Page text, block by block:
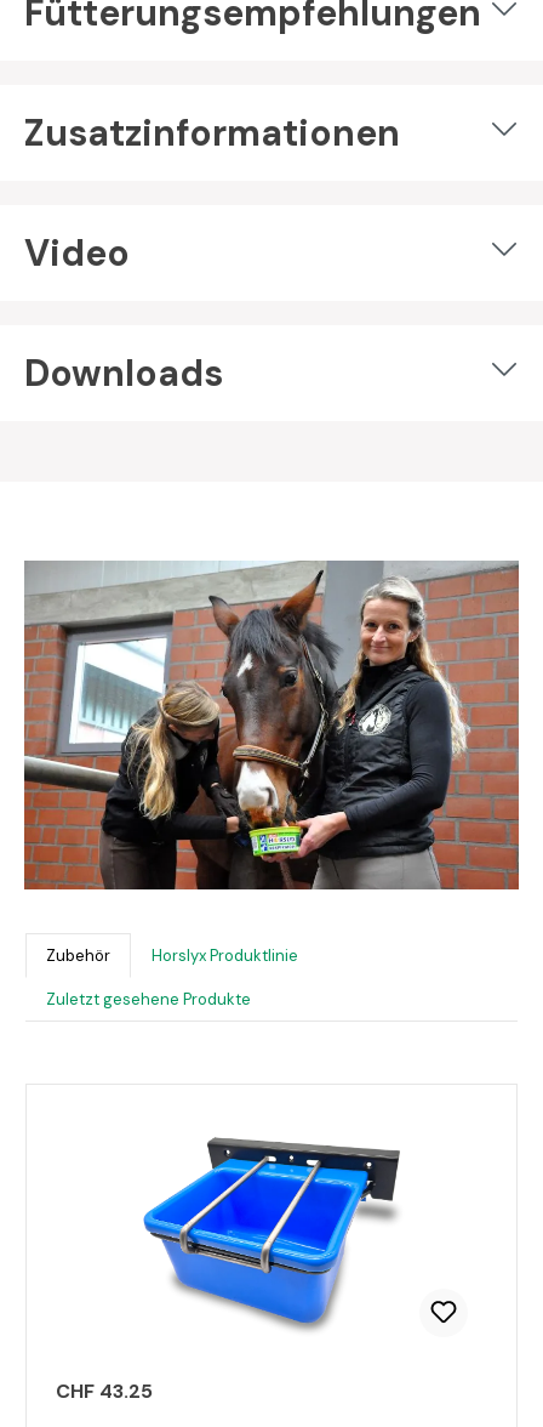
Fütterungsempfehlungen
Zusatzinformationen
Video
Downloads
Bildergalerie überspringen
Zubehör Horslyx Produktlinie
Zuletzt gesehene Produkte
CHF 43.25